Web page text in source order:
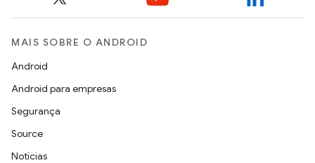
MAIS SOBRE O ANDROID
Android
Android para empresas
Segurança
Source
Notícias